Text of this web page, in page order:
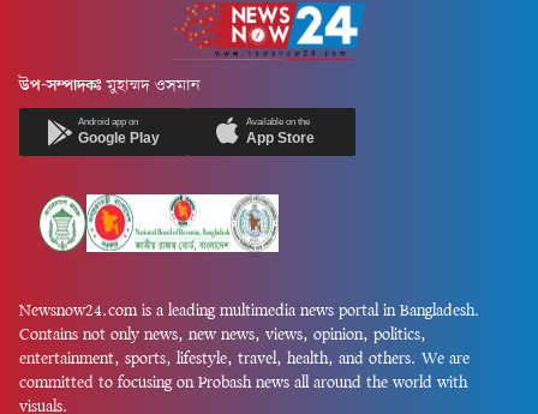
উপ-সম্পাদকঃ মুহাম্মদ ওসমান
Android app on
Google Play
Available on the
App Store
Newsnow24.com is a leading multimedia news portal in Bangladesh.
Contains not only news, new news, views, opinion, politics,
entertainment, sports, lifestyle, travel, health, and others. We are
committed to focusing on Probash news all around the world with
visuals.